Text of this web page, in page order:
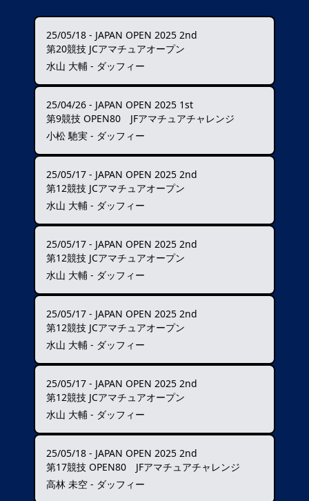
25/05/18 - JAPAN OPEN 2025 2nd
第20競技 JCアマチュアオープン
水山 大輔 - ダッフィー
25/04/26 - JAPAN OPEN 2025 1st
第9競技 OPEN80 JFアマチュアチャレンジ
小松 馳実 - ダッフィー
25/05/17 - JAPAN OPEN 2025 2nd
第12競技 JCアマチュアオープン
水山 大輔 - ダッフィー
25/05/17 - JAPAN OPEN 2025 2nd
第12競技 JCアマチュアオープン
水山 大輔 - ダッフィー
25/05/17 - JAPAN OPEN 2025 2nd
第12競技 JCアマチュアオープン
水山 大輔 - ダッフィー
25/05/17 - JAPAN OPEN 2025 2nd
第12競技 JCアマチュアオープン
水山 大輔 - ダッフィー
25/05/18 - JAPAN OPEN 2025 2nd
第17競技 OPEN80 JFアマチュアチャレンジ
高林 未空 - ダッフィー